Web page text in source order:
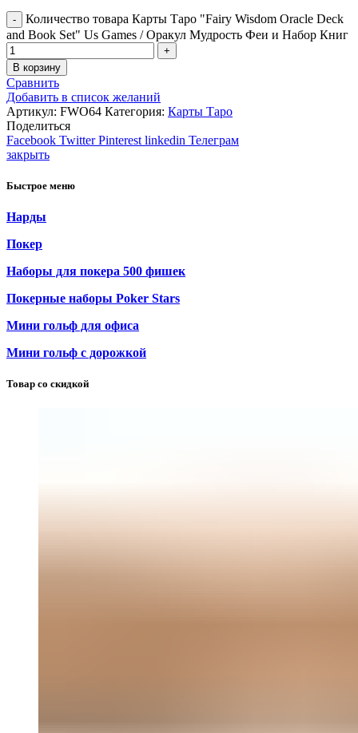
Количество товара Карты Таро "Fairy Wisdom Oracle Deck
and Book Set" Us Games / Оракул Мудрость Феи и Набор Книг
В корзину
Сравнить
Добавить в список желаний
Артикул: FWO64 Категория: Карты Таро
Поделиться
Facebook Twitter Pinterest linkedin Телеграм
закрыть
Быстрое меню
Нарды
Покер
Наборы для покера 500 фишек
Покерные наборы Poker Stars
Мини гольф для офиса
Мини гольф с дорожкой
Товар со скидкой